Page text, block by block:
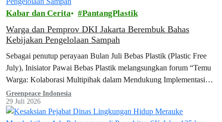
membantu mengatasi beberapa tantangan lingkungan paling
mendesak di planet ini.
Kabar dan Cerita PantangPlastik
Warga dan Pemprov DKI Jakarta Berembuk Bahas
Kebijakan Pengelolaan Sampah
Sebagai penutup perayaan Bulan Juli Bebas Plastik (Plastic Free
July), Inisiator Pawai Bebas Plastik melangsungkan forum “Temu
Warga: Kolaborasi Multipihak dalam Mendukung Implementasi
Kebijakan Pengelolaan Sampah” di Jakarta Future Hub, Jakarta
Pusat. Forum yang digagas oleh Greenpeace Indonesia, Dietplastik
Indonesia, Divers Clean Action, Indorelawan, WALHI Jakarta, dan
Greenpeace Indonesia
29 Juli 2026